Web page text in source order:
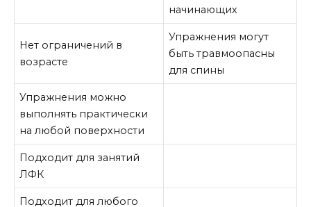
начинающих
Нет ограничений в
возрасте
Упражнения могут
быть травмоопасны
для спины
Упражнения можно
выполнять практически
на любой поверхности
Подходит для занятий
ЛФК
Подходит для любого